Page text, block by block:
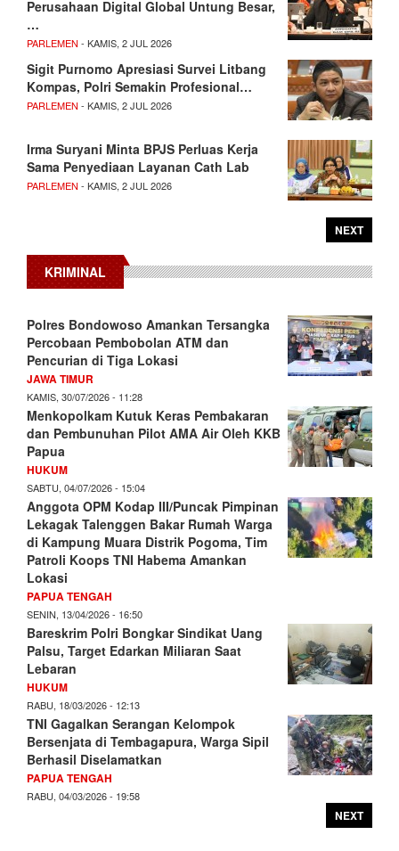
Perusahaan Digital Global Untung Besar,
…
PARLEMEN - KAMIS, 2 JUL 2026
Sigit Purnomo Apresiasi Survei Litbang
Kompas, Polri Semakin Profesional…
PARLEMEN - KAMIS, 2 JUL 2026
Irma Suryani Minta BPJS Perluas Kerja
Sama Penyediaan Layanan Cath Lab
PARLEMEN - KAMIS, 2 JUL 2026
NEXT
KRIMINAL
Polres Bondowoso Amankan Tersangka
Percobaan Pembobolan ATM dan
Pencurian di Tiga Lokasi
JAWA TIMUR
KAMIS, 30/07/2026 - 11:28
Menkopolkam Kutuk Keras Pembakaran
dan Pembunuhan Pilot AMA Air Oleh KKB
Papua
HUKUM
SABTU, 04/07/2026 - 15:04
Anggota OPM Kodap III/Puncak Pimpinan
Lekagak Talenggen Bakar Rumah Warga
di Kampung Muara Distrik Pogoma, Tim
Patroli Koops TNI Habema Amankan
Lokasi
PAPUA TENGAH
SENIN, 13/04/2026 - 16:50
Bareskrim Polri Bongkar Sindikat Uang
Palsu, Target Edarkan Miliaran Saat
Lebaran
HUKUM
RABU, 18/03/2026 - 12:13
TNI Gagalkan Serangan Kelompok
Bersenjata di Tembagapura, Warga Sipil
Berhasil Diselamatkan
PAPUA TENGAH
RABU, 04/03/2026 - 19:58
NEXT